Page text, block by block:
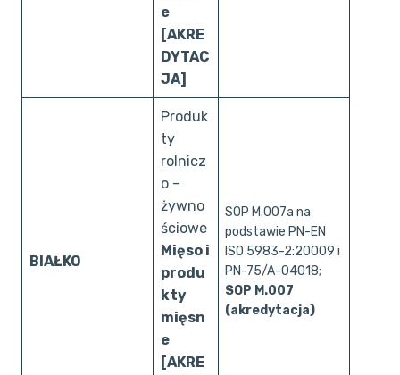
e
[AKRE
DYTAC
JA]
BIAŁKO
Produk
ty
rolnicz
o –
żywno
ściowe
Mięso i
produ
kty
mięsn
e
[AKRE
SOP M.007a na
podstawie PN-EN
ISO 5983-2:20009 i
PN-75/A-04018;
SOP M.007
(akredytacja)